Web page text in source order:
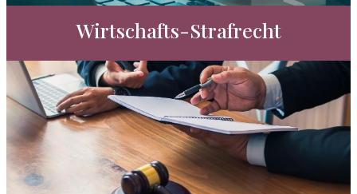
Wirtschafts-Strafrecht